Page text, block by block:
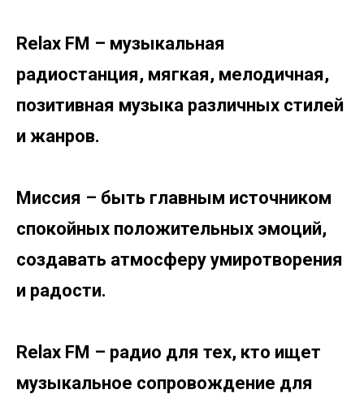
Relax FM – музыкальная
радиостанция, мягкая, мелодичная,
позитивная музыка различных стилей
и жанров.
Миссия – быть главным источником
спокойных положительных эмоций,
создавать атмосферу умиротворения
и радости.
Relax FM – радио для тех, кто ищет
музыкальное сопровождение для